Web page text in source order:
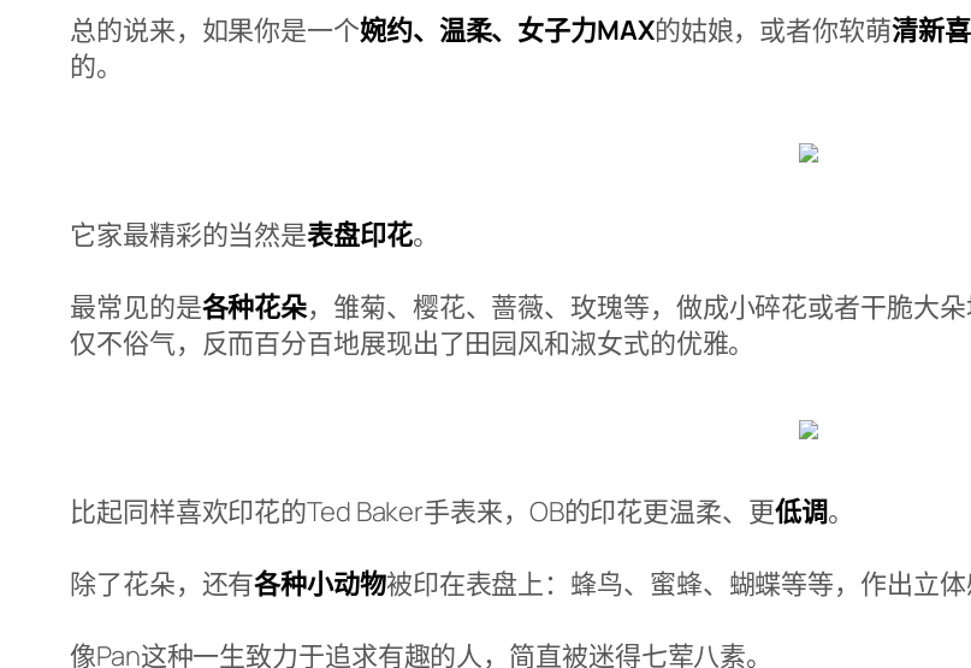
总的说来，如果你是一个婉约、温柔、女子力MAX的姑娘，或者你软萌清新
的。
它家最精彩的当然是表盘印花。
最常见的是各种花朵，雏菊、樱花、蔷薇、玫瑰等，做成小碎花或者干脆大
仅不俗气，反而百分百地展现出了田园风和淑女式的优雅。
比起同样喜欢印花的Ted Baker手表来，OB的印花更温柔、更低调。
除了花朵，还有各种小动物被印在表盘上：蜂鸟、蜜蜂、蝴蝶等等，作出立
像Pan这种一生致力于追求有趣的人，简直被迷得七荤八素。